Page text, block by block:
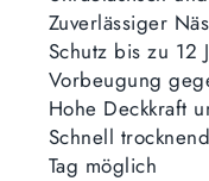
Zuverlässiger
Schutz bis zu 12
Vorbeugung
Hohe Deckkraft
Schnell
Tag möglich